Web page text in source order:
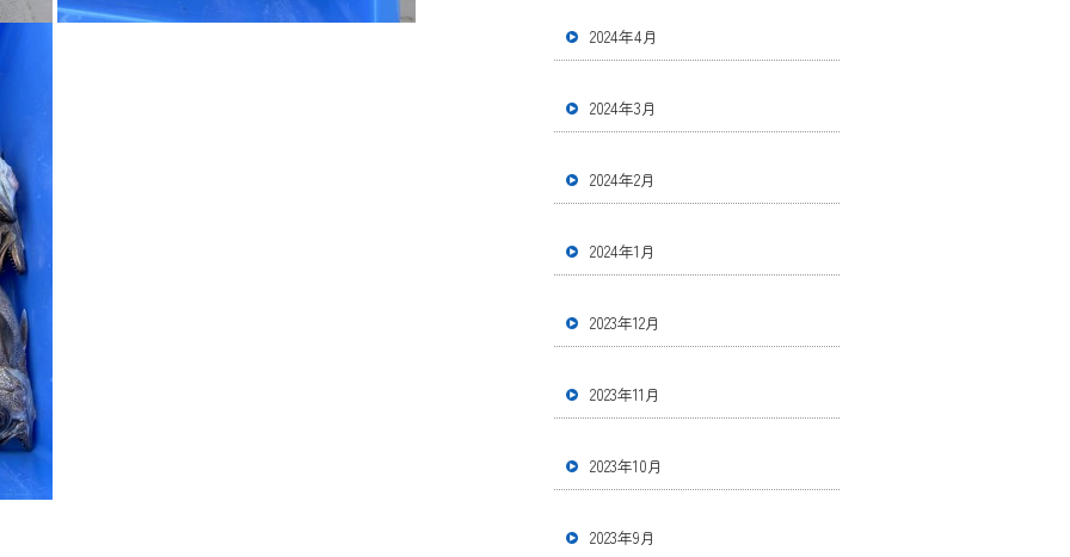
2024年4月
2024年3月
2024年2月
2024年1月
2023年12月
2023年11月
2023年10月
2023年9月